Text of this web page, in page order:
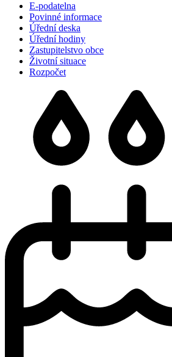
E-podatelna
Povinné informace
Úřední deska
Úřední hodiny
Zastupitelstvo obce
Životní situace
Rozpočet